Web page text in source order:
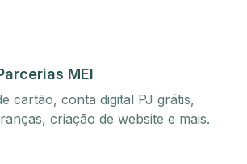
MEI
cartão, conta digital PJ grátis,
criação de website e mais.